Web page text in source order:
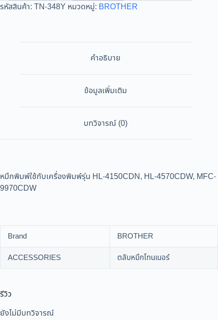
รหัสสินค้า: TN-348Y หมวดหมู่: BROTHER
คำอธิบาย
ข้อมูลเพิ่มเติม
บทวิจารณ์ (0)
หมึกพิมพ์ใช้กับเครื่องพิมพ์รุ่น HL-4150CDN, HL-4570CDW, MFC-
9970CDW
Brand
BROTHER
ACCESSORIES
ตลับหมึกโทนเนอร์
รีวิว
ยังไม่มีบทวิจารณ์